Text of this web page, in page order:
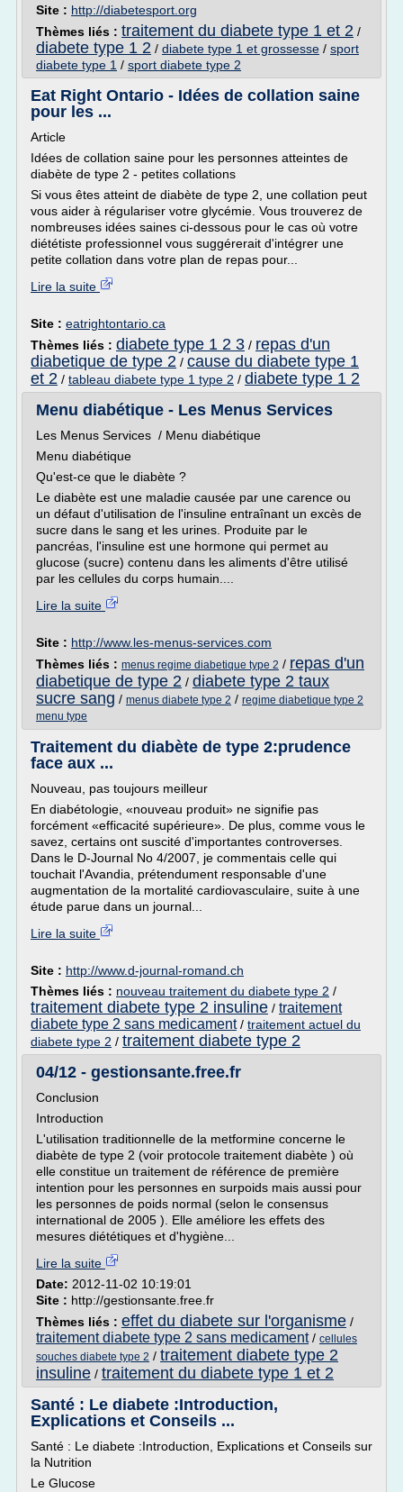
Site : http://diabetesport.org
Thèmes liés : traitement du diabete type 1 et 2 /
diabete type 1 2 / diabete type 1 et grossesse / sport
diabete type 1 / sport diabete type 2
Eat Right Ontario - Idées de collation saine
pour les ...
Article
Idées de collation saine pour les personnes atteintes de
diabète de type 2 - petites collations
Si vous êtes atteint de diabète de type 2, une collation peut
vous aider à régulariser votre glycémie. Vous trouverez de
nombreuses idées saines ci-dessous pour le cas où votre
diététiste professionnel vous suggérerait d'intégrer une
petite collation dans votre plan de repas pour...
Lire la suite
Site : eatrightontario.ca
Thèmes liés : diabete type 1 2 3 / repas d'un
diabetique de type 2 / cause du diabete type 1
et 2 / tableau diabete type 1 type 2 / diabete type 1 2
Menu diabétique - Les Menus Services
Les Menus Services / Menu diabétique
Menu diabétique
Qu'est-ce que le diabète ?
Le diabète est une maladie causée par une carence ou
un défaut d'utilisation de l'insuline entraînant un excès de
sucre dans le sang et les urines. Produite par le
pancréas, l'insuline est une hormone qui permet au
glucose (sucre) contenu dans les aliments d'être utilisé
par les cellules du corps humain....
Lire la suite
Site : http://www.les-menus-services.com
Thèmes liés : menus regime diabetique type 2 / repas d'un
diabetique de type 2 / diabete type 2 taux
sucre sang / menus diabete type 2 / regime diabetique type 2
menu type
Traitement du diabète de type 2:prudence
face aux ...
Nouveau, pas toujours meilleur
En diabétologie, «nouveau produit» ne signifie pas
forcément «efficacité supérieure». De plus, comme vous le
savez, certains ont suscité d'importantes controverses.
Dans le D-Journal No 4/2007, je commentais celle qui
touchait l'Avandia, prétendument responsable d'une
augmentation de la mortalité cardiovasculaire, suite à une
étude parue dans un journal...
Lire la suite
Site : http://www.d-journal-romand.ch
Thèmes liés : nouveau traitement du diabete type 2 /
traitement diabete type 2 insuline / traitement
diabete type 2 sans medicament/ traitement actuel du
diabete type 2 / traitement diabete type 2
04/12 - gestionsante.free.fr
Conclusion
Introduction
L'utilisation traditionnelle de la metformine concerne le
diabète de type 2 (voir protocole traitement diabète ) où
elle constitue un traitement de référence de première
intention pour les personnes en surpoids mais aussi pour
les personnes de poids normal (selon le consensus
international de 2005 ). Elle améliore les effets des
mesures diététiques et d'hygiène...
Lire la suite
Date: 2012-11-02 10:19:01
Site : http://gestionsante.free.fr
Thèmes liés : effet du diabete sur l'organisme /
traitement diabete type 2 sans medicament/ cellules
souches diabete type 2 / traitement diabete type 2
insuline / traitement du diabete type 1 et 2
Santé : Le diabete :Introduction,
Explications et Conseils ...
Santé : Le diabete :Introduction, Explications et Conseils sur
la Nutrition
Le Glucose